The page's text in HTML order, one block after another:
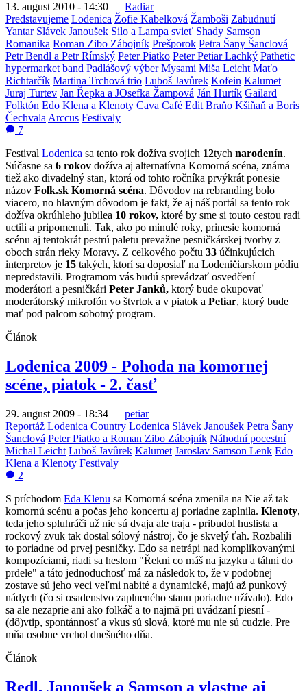
13. august 2010 - 14:30 — Radiar
Predstavujeme Lodenica Žofie Kabelková Žamboši Zabudnutí
Yantar Slávek Janoušek Silo a Lampa svieť Shady Samson
Romanika Roman Zibo Zábojník Prešporok Petra Šany Šanclová
Petr Bendl a Petr Rímský Peter Piatko Peter Petiar Lachký Pathetic
hypermarket band Padlášový výber Mysami Miša Leicht Maťo
Richtarčík Martina Trchová trio Luboš Javůrek Kofein Kalumet
Juraj Turtev Jan Řepka a JOsefka Žampová Ján Hurtík Gailard
Folktón Edo Klena a Klenoty Cava Café Edit Braňo Kšiňaň a Boris
Čechvala Arccus Festivaly
7
Festival Lodenica sa tento rok dožíva svojich 12tych narodenín.
Súčasne sa 6 rokov dožíva aj alternatívna Komorná scéna, známa
tiež ako divadelný stan, ktorá od tohto ročníka prvýkrát ponesie
názov Folk.sk Komorná scéna. Dôvodov na rebranding bolo
viacero, no hlavným dôvodom je fakt, že aj náš portál sa tento rok
dožíva okrúhleho jubilea 10 rokov, ktoré by sme si touto cestou radi
uctili a pripomenuli. Tak, ako po minulé roky, prinesie komorná
scénu aj tentokrát pestrú paletu prevažne pesničkárskej tvorby z
oboch strán rieky Moravy. Z celkového počtu 33 účinkujúcich
interpretov je 15 takých, ktorí sa doposiaľ na Lodeničiarskom pódiu
nepredstavili. Programom vás budú sprevádzať osvedčení
moderátori a pesničkári Peter Janků, ktorý bude okupovať
moderátorský mikrofón vo štvrtok a v piatok a Petiar, ktorý bude
mať pod palcom sobotný program.
Článok
Lodenica 2009 - Pohoda na komornej
scéne, piatok - 2. časť
29. august 2009 - 18:34 — petiar
Reportáž Lodenica Country Lodenica Slávek Janoušek Petra Šany
Šanclová Peter Piatko a Roman Zibo Zábojník Náhodní pocestní
Michal Leicht Luboš Javůrek Kalumet Jaroslav Samson Lenk Edo
Klena a Klenoty Festivaly
2
S príchodom Eda Klenu sa Komorná scéna zmenila na Nie až tak
komornú scénu a počas jeho koncertu aj poriadne zaplnila. Klenoty,
teda jeho spluhráči už nie sú dvaja ale traja - pribudol huslista a
rockový zvuk tak dostal sólový nástroj, čo je skvelý ťah. Rozbalili
to poriadne od prvej pesničky. Edo sa netrápi nad komplikovanými
kompozíciami, riadi sa heslom "Řekni co máš na jazyku a táhni do
prdele" a táto jednoduchosť má za následok to, že v podobnej
zostave sú jeho veci veľmi nabité a dynamické, majú až punkový
nádych (čo si osadenstvo zaplneného stanu poriadne užívalo). Edo
sa ale nezaprie ani ako folkáč a to najmä pri uvádzaní piesní -
(dô)vtip, spontánnosť a vkus sú slová, ktoré mu nie sú cudzie. Pre
mňa osobne vrchol dnešného dňa.
Článok
Redl, Janoušek a Samson a vlastne aj